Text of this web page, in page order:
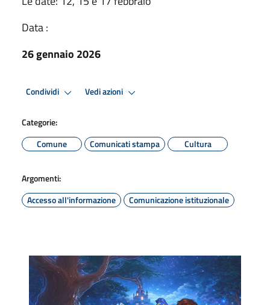
Data :
26 gennaio 2026
Condividi Vedi azioni
Categorie:
Comune
Comunicati stampa Cultura
Argomenti:
Accesso all'informazione
Comunicazione istituzionale